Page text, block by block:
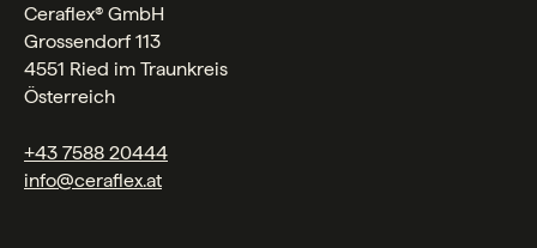
Ceraflex® GmbH
Grossendorf 113
4551 Ried im Traunkreis
Österreich
+43 7588 20444
info@ceraflex.at